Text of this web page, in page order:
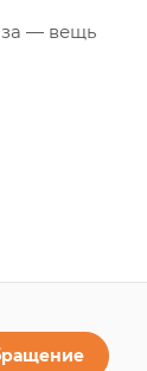
— вещь